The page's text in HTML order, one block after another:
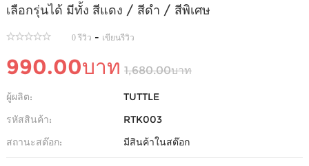
เลือกรุ่นได้ มีทั้ง สีแดง / สีดำ / สีพิเศษ
0 รีวิว - เขียนรีวิว
990.00บาท 1,680.00บาท
ผู้ผลิต:
TUTTLE
รหัสสินค้า:
RTK003
สถานะสต๊อก:
มีสินค้าในสต๊อก